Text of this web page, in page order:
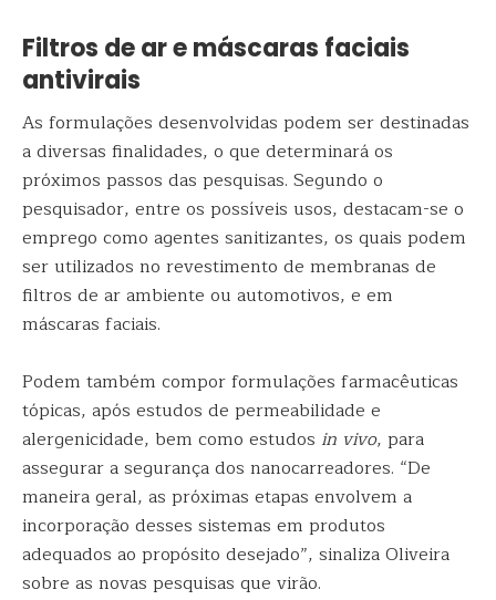
Filtros de ar e máscaras faciais
antivirais
As formulações desenvolvidas podem ser destinadas
a diversas finalidades, o que determinará os
próximos passos das pesquisas. Segundo o
pesquisador, entre os possíveis usos, destacam-se o
emprego como agentes sanitizantes, os quais podem
ser utilizados no revestimento de membranas de
filtros de ar ambiente ou automotivos, e em
máscaras faciais.
Podem também compor formulações farmacêuticas
tópicas, após estudos de permeabilidade e
alergenicidade, bem como estudos in vivo, para
assegurar a segurança dos nanocarreadores. “De
maneira geral, as próximas etapas envolvem a
incorporação desses sistemas em produtos
adequados ao propósito desejado”, sinaliza Oliveira
sobre as novas pesquisas que virão.